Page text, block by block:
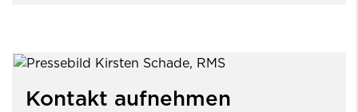
Kontakt aufnehmen